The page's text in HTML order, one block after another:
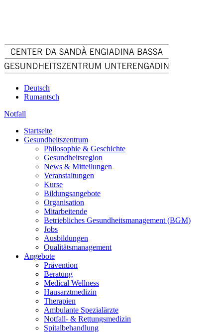
Deutsch
Rumantsch
Notfall
Startseite
Gesundheitszentrum
Philosophie & Geschichte
Gesundheitsregion
News & Mitteilungen
Veranstaltungen
Kurse
Bildungsangebote
Organisation
Mitarbeitende
Betriebliches Gesundheitsmanagement (BGM)
Jobs
Ausbildungen
Qualitätsmanagement
Angebote
Prävention
Beratung
Medical Wellness
Hausarztmedizin
Therapien
Ambulante Spezialärzte
Notfall- & Rettungsmedizin
Spitalbehandlung